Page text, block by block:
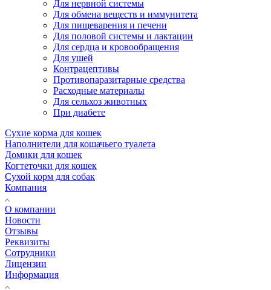
Для нервной системы
Для обмена веществ и иммунитета
Для пищеварения и печени
Для половой системы и лактации
Для сердца и кровообращения
Для ушей
Контрацептивы
Противопаразитарные средства
Расходные материалы
Для сельхоз животных
При диабете
Сухие корма для кошек
Наполнители для кошачьего туалета
Домики для кошек
Когтеточки для кошек
Сухой корм для собак
Компания
О компании
Новости
Отзывы
Реквизиты
Сотрудники
Лицензии
Информация